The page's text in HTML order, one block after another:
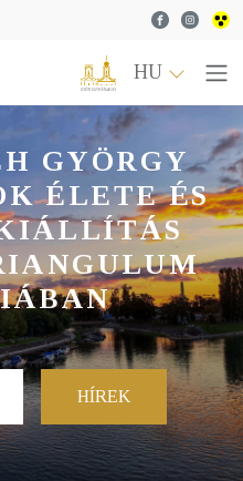
Facebook
HU
GYÖRGY
ÉLETE ÉS
HÍREK